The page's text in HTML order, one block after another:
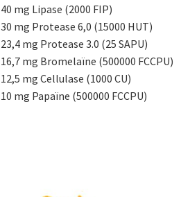
40 mg Lipase (2000 FIP)
30 mg Protease 6,0 (15000 HUT)
23,4 mg Protease 3.0 (25 SAPU)
16,7 mg Bromelaïne (500000 FCCPU)
12,5 mg Cellulase (1000 CU)
10 mg Papaïne (500000 FCCPU)